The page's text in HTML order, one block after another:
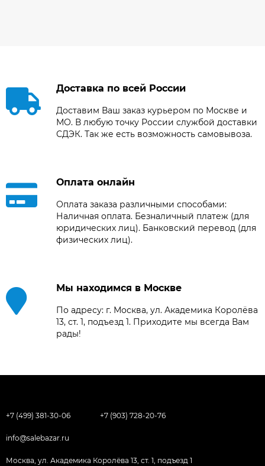
Доставка по всей России
Доставим Ваш заказ курьером по Москве и
МО. В любую точку России службой доставки
СДЭК. Так же есть возможность самовывоза.
Оплата онлайн
Оплата заказа различными способами:
Наличная оплата. Безналичный платеж (для
юридических лиц). Банковский перевод (для
физических лиц).
Мы находимся в Москве
По адресу: г. Москва, ул. Академика Королёва
13, ст. 1, подъезд 1. Приходите мы всегда Вам
рады!
+7 (499) 381-30-06 +7 (903) 728-20-76
info@salebazar.ru
Москва, ул. Академика Королёва 13, ст. 1, подъезд 1